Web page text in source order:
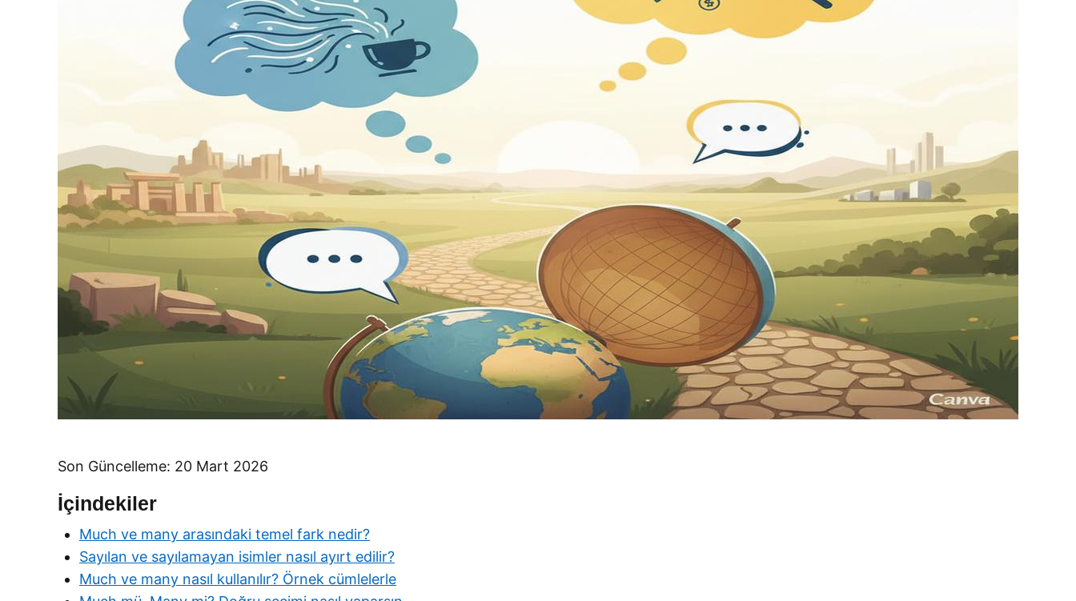
Son Güncelleme: 20 Mart 2026
İçindekiler
Much ve many arasındaki temel fark nedir?
Sayılan ve sayılamayan isimler nasıl ayırt edilir?
Much ve many nasıl kullanılır? Örnek cümlelerle